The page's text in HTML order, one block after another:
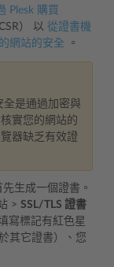
Plesk 購買
） 以 從證書機
網站的安全 。
全是通過加密與
實您的網站的
器缺乏有效證
生成一個證書。
> SSL/TLS 證書
寫標記有紅色星
其它證書）、您